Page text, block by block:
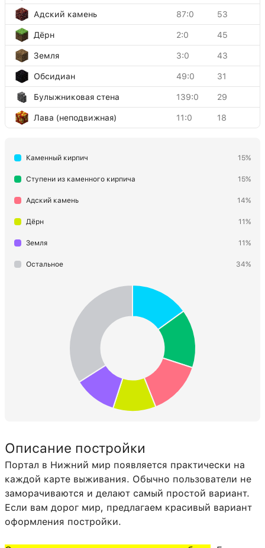
Адский камень 87:0 53
Дёрн 2:0 45
Земля 3:0 43
Обсидиан 49:0 31
Булыжниковая стена 139:0 29
Лава (неподвижная) 11:0 18
Оранжевое окрашенное стекло
Блок адского кирпича
Травяная тропинка
Гравий
Огонь
Гранит
Каменный кирпич 15%
Ступени из каменного кирпича 15%
Адский камень 14%
Дёрн 11%
Земля 11%
Остальное 34%
Описание постройки
Портал в Нижний мир появляется практически на
каждой карте выживания. Обычно пользователи не
заморачиваются и делают самый простой вариант.
Если вам дорог мир, предлагаем красивый вариант
оформления постройки.